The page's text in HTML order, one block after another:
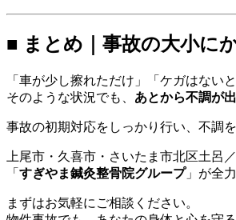
■ まとめ｜事故の大小に
「車が少し擦れただけ」「ケガはないと
そのような状況でも、 あとから不調が
事故の初期対応をしっかり行い、不調
上尾市・久喜市・さいたま市北区土呂
「 すぎやま鍼灸整骨院グループ」が全
まずはお気軽にご相談ください。